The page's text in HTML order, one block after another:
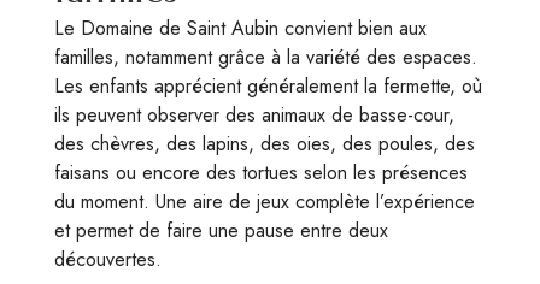
Le Domaine de Saint Aubin convient bien aux
familles, notamment grâce à la variété des espaces.
Les enfants apprécient généralement la fermette, où
ils peuvent observer des animaux de basse-cour,
des chèvres, des lapins, des oies, des poules, des
faisans ou encore des tortues selon les présences
du moment. Une aire de jeux complète l’expérience
et permet de faire une pause entre deux
découvertes.